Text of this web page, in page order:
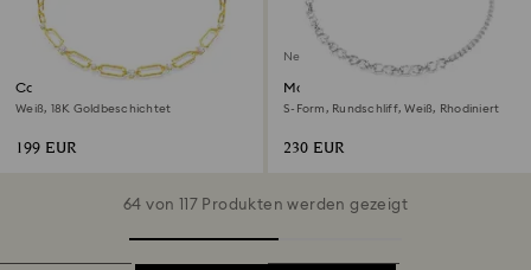
Constella Halskette
Weiß, 18K Goldbeschichtet
199 EUR
Neu
Matrix Halskette
S-Form, Rundschliff, Weiß, Rhodiniert
230 EUR
64 von 117 Produkten werden gezeigt